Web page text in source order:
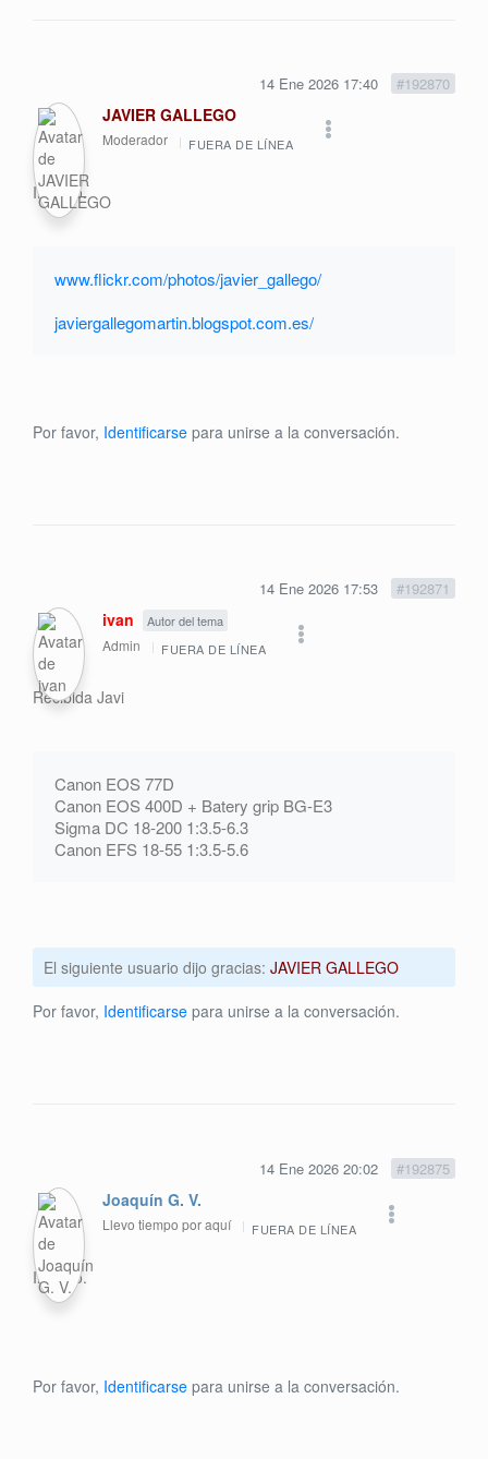
14 Ene 2026 17:40 #192870
JAVIER GALLEGO
Moderador FUERA DE LÍNEA
Inscrito.
www.flickr.com/photos/javier_gallego/
javiergallegomartin.blogspot.com.es/
Por favor, Identificarse para unirse a la conversación.
14 Ene 2026 17:53 #192871
ivan Autor del tema
Admin FUERA DE LÍNEA
Recibida Javi
Canon EOS 77D
Canon EOS 400D + Batery grip BG-E3
Sigma DC 18-200 1:3.5-6.3
Canon EFS 18-55 1:3.5-5.6
El siguiente usuario dijo gracias: JAVIER GALLEGO
Por favor, Identificarse para unirse a la conversación.
14 Ene 2026 20:02 #192875
Joaquín G. V.
Llevo tiempo por aquí FUERA DE LÍNEA
Inscrito.
Por favor, Identificarse para unirse a la conversación.